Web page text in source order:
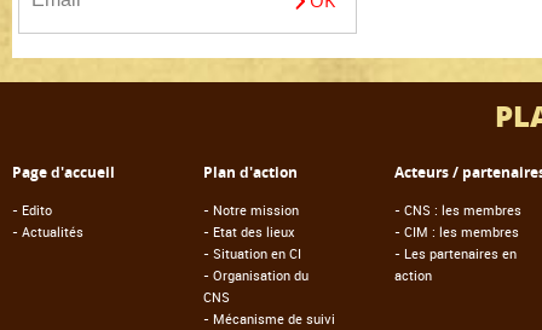
Page d'accueil
- Edito
- Actualités
Plan d'action
- Notre mission
- Etat des lieux
- Situation en CI
- Organisation du
CNS
- Mécanisme de suivi
Acteurs /
- CNS : les membres
- CIM : les membres
- Les partenaires en
action